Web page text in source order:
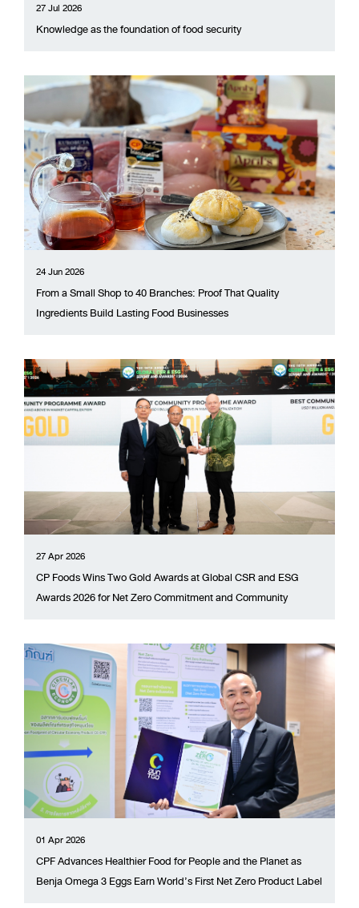
27 Jul 2026
Knowledge as the foundation of food security
24 Jun 2026
From a Small Shop to 40 Branches: Proof That Quality
Ingredients Build Lasting Food Businesses
27 Apr 2026
CP Foods Wins Two Gold Awards at Global CSR and ESG
Awards 2026 for Net Zero Commitment and Community
01 Apr 2026
CPF Advances Healthier Food for People and the Planet as
Benja Omega 3 Eggs Earn World’s First Net Zero Product Label